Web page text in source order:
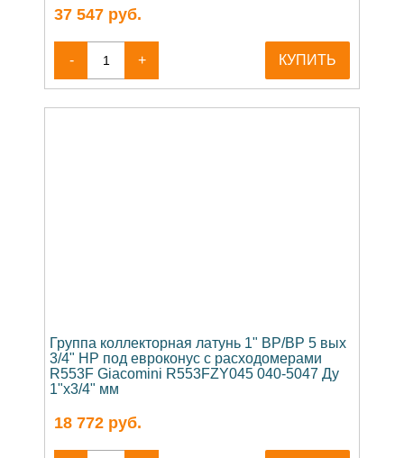
37 547 руб.
- + КУПИТЬ
Группа коллекторная латунь 1" ВР/ВР 5 вых
3/4" НР под евроконус с расходомерами
R553F Giacomini R553FZY045 040-5047 Ду
1"х3/4" мм
18 772 руб.